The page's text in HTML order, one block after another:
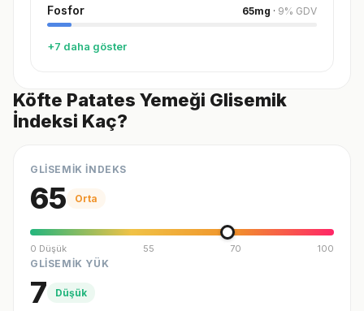
Fosfor 65mg · 9% GDV
+7 daha göster
Köfte Patates Yemeği Glisemik
İndeksi Kaç?
GLİSEMİK İNDEKS
65 Orta
0 Düşük 55 70 100
GLİSEMİK YÜK
7 Düşük